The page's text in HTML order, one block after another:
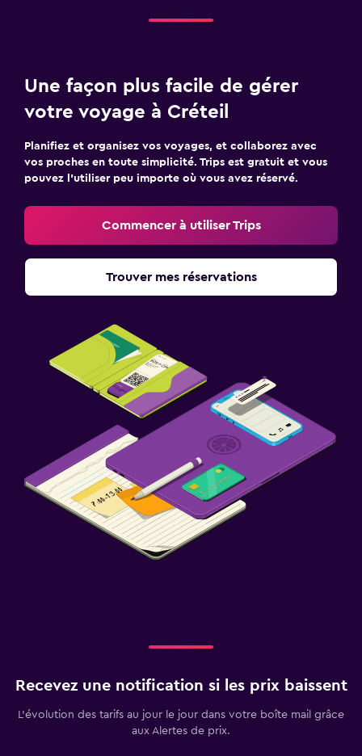
Une façon plus facile de gérer
votre voyage à Créteil
Planifiez et organisez vos voyages, et collaborez avec
vos proches en toute simplicité. Trips est gratuit et vous
pouvez l’utiliser peu importe où vous avez réservé.
Commencer à utiliser Trips
Trouver mes réservations
Recevez une notification si les prix baissent
L’évolution des tarifs au jour le jour dans votre boîte mail grâce
aux Alertes de prix.